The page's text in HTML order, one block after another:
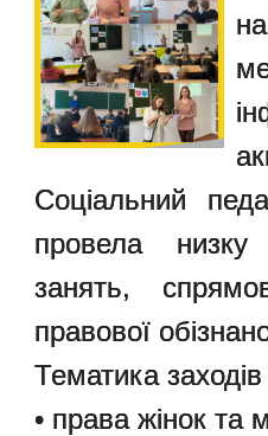
Соціальний
провела низку
занять,
правової
Тематика
• права жінок та